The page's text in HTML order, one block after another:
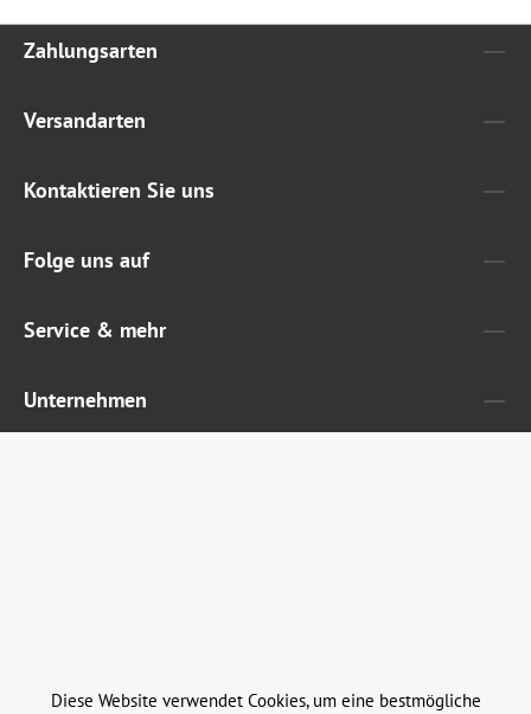
Zahlungsarten
Versandarten
Kontaktieren Sie uns
Folge uns auf
Service & mehr
Unternehmen
Diese Website verwendet Cookies, um eine bestmögliche